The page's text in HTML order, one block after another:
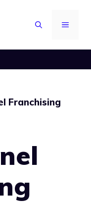
MENU
Franchising